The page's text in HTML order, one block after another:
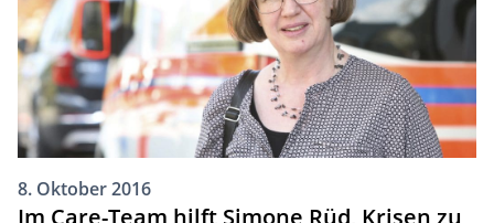
8. Oktober 2016
Im Care-Team hilft Simone Rüd, Krisen zu